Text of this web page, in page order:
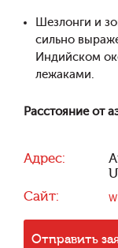
Шезлонги и
сильно
Индийском
лежаками.
Расстояние от
Адрес:
Сайт:
Отправить